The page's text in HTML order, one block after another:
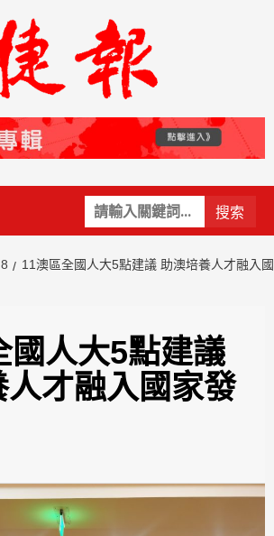
關
鍵
Primary
Menu
8
11澳區全國人大5點建議 助澳培養人才融入國
國人大5點建議
才融入國家發